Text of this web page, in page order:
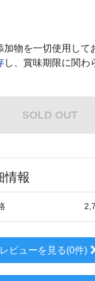
物を一切使用して
し、賞味期限に関わ
SOLD OUT
情報
レビューを見る(0件)